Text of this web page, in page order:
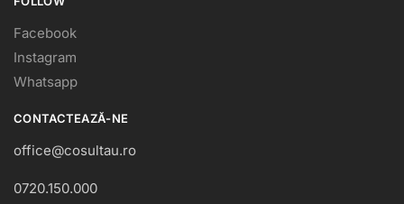
Facebook
Instagram
Whatsapp
CONTACTEAZĂ-NE
office@cosultau.ro
0720.150.000